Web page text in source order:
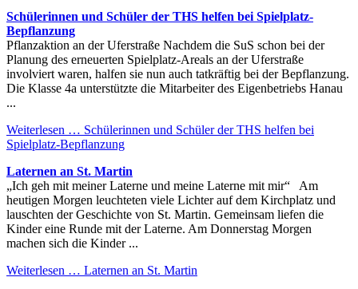
Schülerinnen und Schüler der THS helfen bei Spielplatz-
Bepflanzung
Pflanzaktion an der Uferstraße Nachdem die SuS schon bei der
Planung des erneuerten Spielplatz-Areals an der Uferstraße
involviert waren, halfen sie nun auch tatkräftig bei der Bepflanzung.
Die Klasse 4a unterstützte die Mitarbeiter des Eigenbetriebs Hanau
...
Weiterlesen … Schülerinnen und Schüler der THS helfen bei
Spielplatz-Bepflanzung
Laternen an St. Martin
„Ich geh mit meiner Laterne und meine Laterne mit mir“ Am
heutigen Morgen leuchteten viele Lichter auf dem Kirchplatz und
lauschten der Geschichte von St. Martin. Gemeinsam liefen die
Kinder eine Runde mit der Laterne. Am Donnerstag Morgen
machen sich die Kinder ...
Weiterlesen … Laternen an St. Martin